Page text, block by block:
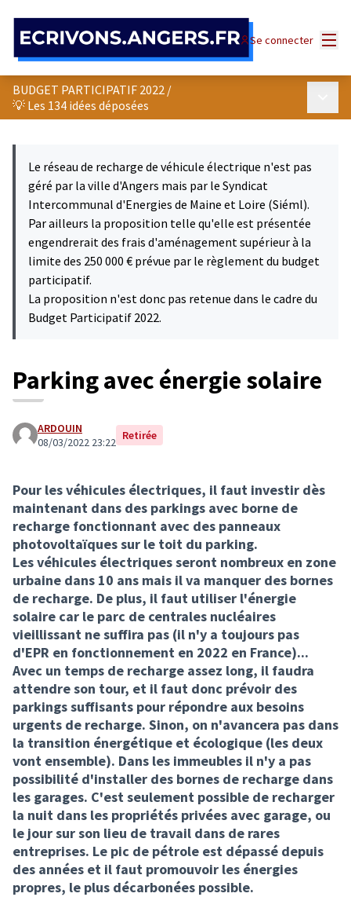
Se connecter
BUDGET PARTICIPATIF 2022 /
💡 Les 134 idées déposées
Le réseau de recharge de véhicule électrique n'est pas
géré par la ville d'Angers mais par le Syndicat
Intercommunal d'Energies de Maine et Loire (Siéml).
Par ailleurs la proposition telle qu'elle est présentée
engendrerait des frais d'aménagement supérieur à la
limite des 250 000 € prévue par le règlement du budget
participatif.
La proposition n'est donc pas retenue dans le cadre du
Budget Participatif 2022.
Parking avec énergie solaire
ARDOUIN
08/03/2022 23:22 Retirée
Pour les véhicules électriques, il faut investir dès
maintenant dans des parkings avec borne de
recharge fonctionnant avec des panneaux
photovoltaïques sur le toit du parking.
Les véhicules électriques seront nombreux en zone
urbaine dans 10 ans mais il va manquer des bornes
de recharge. De plus, il faut utiliser l'énergie
solaire car le parc de centrales nucléaires
vieillissant ne suffira pas (il n'y a toujours pas
d'EPR en fonctionnement en 2022 en France)...
Avec un temps de recharge assez long, il faudra
attendre son tour, et il faut donc prévoir des
parkings suffisants pour répondre aux besoins
urgents de recharge. Sinon, on n'avancera pas dans
la transition énergétique et écologique (les deux
vont ensemble). Dans les immeubles il n'y a pas
possibilité d'installer des bornes de recharge dans
les garages. C'est seulement possible de recharger
la nuit dans les propriétés privées avec garage, ou
le jour sur son lieu de travail dans de rares
entreprises. Le pic de pétrole est dépassé depuis
des années et il faut promouvoir les énergies
propres, le plus décarbonées possible.